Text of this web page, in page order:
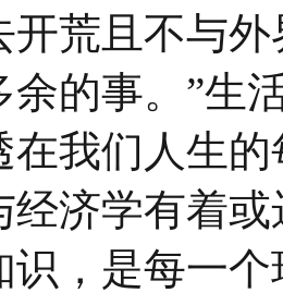
开荒且不与
余的事。”生
在我们人生
经济学有着
识，是每一